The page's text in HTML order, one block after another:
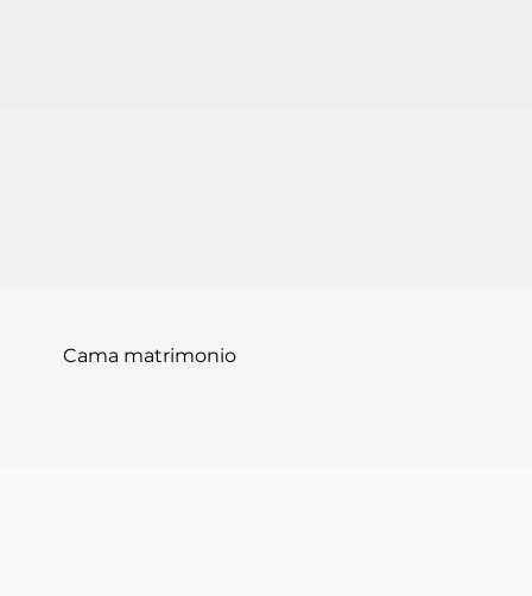
Cama matrimonio